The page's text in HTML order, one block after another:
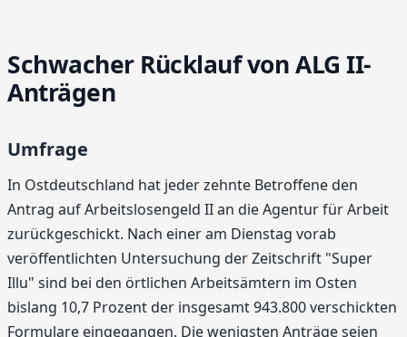
Schwacher Rücklauf von ALG II-
Anträgen
Umfrage
In Ostdeutschland hat jeder zehnte Betroffene den
Antrag auf Arbeitslosengeld II an die Agentur für Arbeit
zurückgeschickt. Nach einer am Dienstag vorab
veröffentlichten Untersuchung der Zeitschrift "Super
Illu" sind bei den örtlichen Arbeitsämtern im Osten
bislang 10,7 Prozent der insgesamt 943.800 verschickten
Formulare eingegangen. Die wenigsten Anträge seien